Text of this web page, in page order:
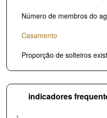
Número de membros do
Casamento
Proporção de solteiros
indicadores